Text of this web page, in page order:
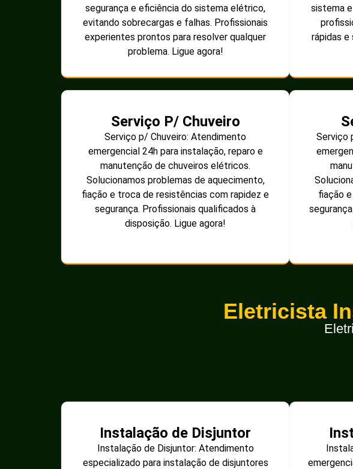
segurança e eficiência do sistema elétrico,
evitando sobrecargas e falhas. Profissionais
experientes prontos para resolver qualquer
problema. Ligue agora!
sistema
rápidas e
Serviço P/ Chuveiro
Serviço p/ Chuveiro: Atendimento
emergencial 24h para instalação, reparo e
manutenção de chuveiros elétricos.
Solucionamos problemas de aquecimento,
fiação e troca de resistências com rapidez e
segurança. Profissionais qualificados à
disposição. Ligue agora!
Serviço
fiação
Eletricista
Instalação de Disjuntor
Instalação de Disjuntor: Atendimento
especializado para instalação de disjuntores